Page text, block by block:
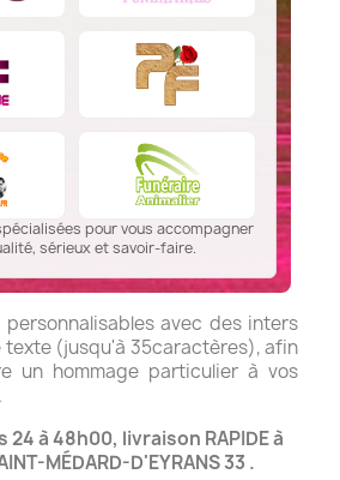
pour vous accompagner
sérieux et savoir-faire.
avec des inters
texte (jusqu'à 35caractères), afin
un hommage particulier à vos
à 48h00, livraison RAPIDE à
MÉDARD-D'EYRANS 33 .